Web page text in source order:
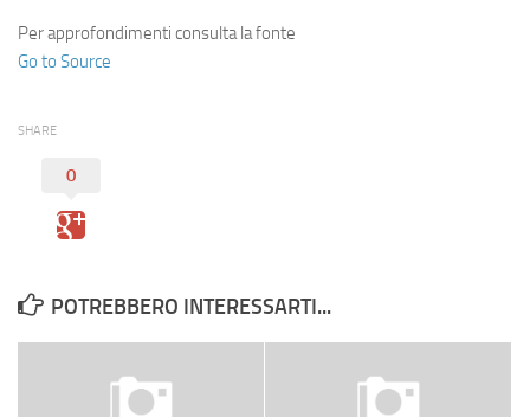
Per approfondimenti consulta la fonte
Go to Source
SHARE
0
POTREBBERO INTERESSARTI...